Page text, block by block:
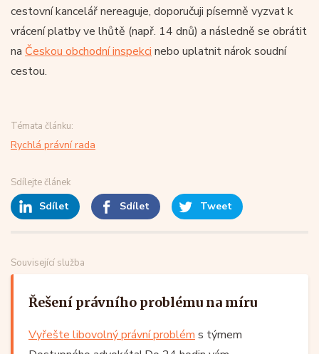
cestovní kancelář nereaguje, doporučuji písemně vyzvat k
vrácení platby ve lhůtě (např. 14 dnů) a následně se obrátit
na Českou obchodní inspekci nebo uplatnit nárok soudní
cestou.
Témata článku:
Rychlá právní rada
Sdílejte článek
Sdílet Sdílet Tweet
Související služba
Řešení právního problému na míru
Vyřešte libovolný právní problém s týmem